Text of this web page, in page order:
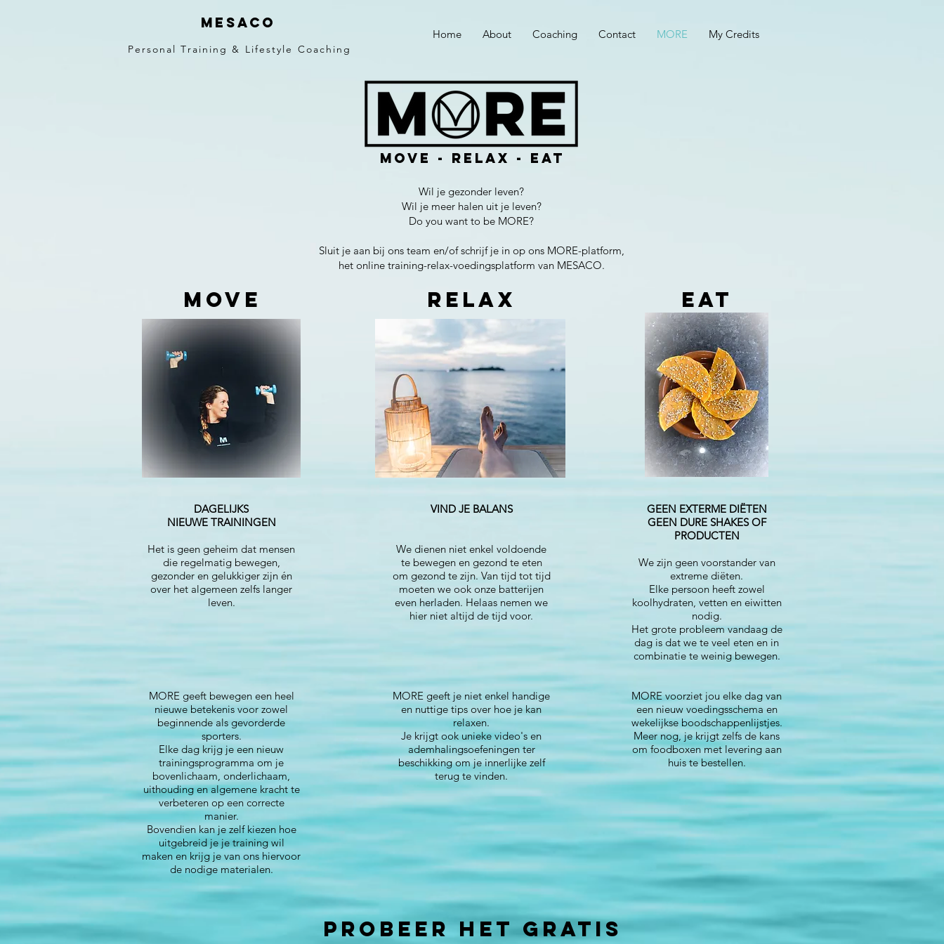
mesaco
Home About Coaching Contact MORE My Credits
Personal Training & Lifestyle Coaching
MOVE - RELAX - EAT
Wil je gezonder leven?
Wil je meer halen uit je leven?
Do you want to be MORE?
Sluit je aan bij ons team en/ofschrijf je inop ons MORE-platform,
het online training-relax-voedingsplatform van MESACO.
MOVE
DAGELIJKS
NIEUWE TRAININGEN
Het is geen geheim dat mensen
die regelmatig bewegen,
gezonder en gelukkiger zijn én
over het algemeen zelfs langer
leven.
MORE geeft bewegen een heel
nieuwe betekenis voor zowel
beginnende als gevorderde
sporters.
Elke dag krijg je een nieuw
trainingsprogramma om je
bovenlichaam, onderlichaam,
uithouding en algemene kracht te
verbeteren op een correcte
manier.
Bovendien kan je zelf kiezen hoe
uitgebreid je je training wil
maken en krijg je van ons hiervoor
de nodige materialen.
RELAX
VIND JE BALANS
We dienen niet enkel voldoende
te bewegen en gezond te eten
om gezond te zijn. Van tijd tot tijd
moeten we ook onze batterijen
even herladen. Helaas nemen we
hier niet altijd de tijd voor.
MORE geeft je niet enkel handige
en nuttige tips over hoe je kan
relaxen.
Je krijgt ook unieke video's en
ademhalingsoefeningen ter
beschikking om je innerlijke zelf
terug te vinden.
EAT
GEEN EXTERME DIËTEN
GEEN DURE SHAKES OF
PRODUCTEN
We zijn geen voorstander van
extreme diëten.
Elke persoon heeft zowel
koolhydraten, vetten en eiwitten
nodig.
Het grote probleem vandaag de
dag is dat we te veel eten en in
combinatie te weinig bewegen.
MORE voorziet jou elke dag van
een nieuw voedingsschema en
wekelijkse boodschappenlijstjes.
Meer nog, je krijgt zelfs de kans
om foodboxen met levering aan
huis te bestellen.
PROBEER HET GRATIS